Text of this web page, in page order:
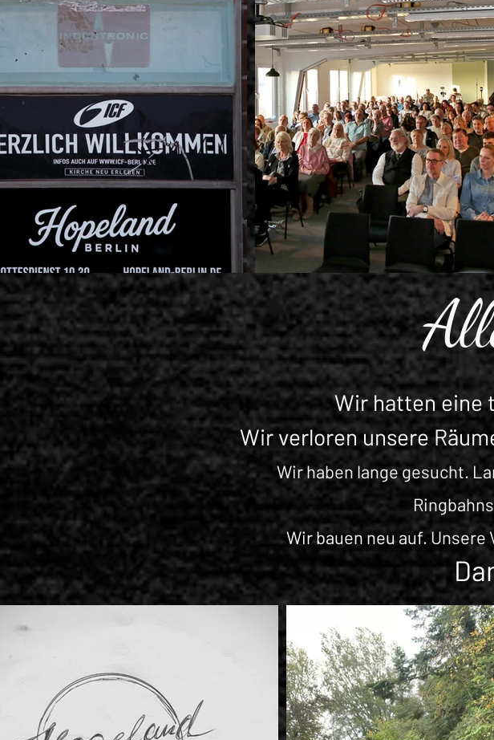
Wir hatten eine
Wir verloren unsere
Wir haben lange gesucht.
Wir bauen neu auf.